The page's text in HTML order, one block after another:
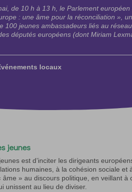
de 10 h à 13 h, le Parlement européen
: une âme pour la réconciliation »,
100 jeunes ambassadeurs liés au
députés européens (dont Miriam
locaux
jeunes
est d’inciter les dirigeants
humaines, à la cohésion sociale
âme » au discours politique, en veillant à
unissent au lieu de diviser.